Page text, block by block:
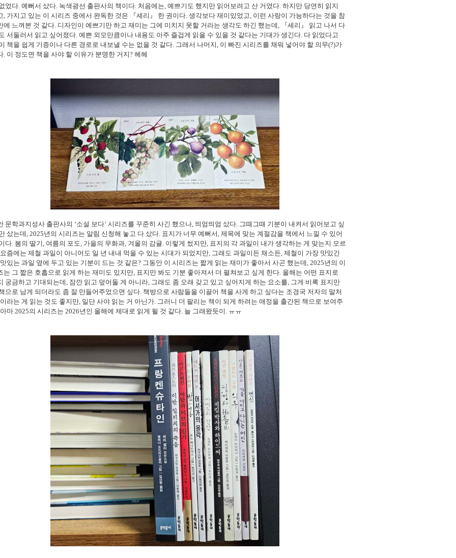
었다. 예뻐서 샀다. 녹색광선 출판사의 책이다. 처음에는, 예쁘기도 했지만 읽어보려고 산 거였다. 하지만 당연히 읽지
, 가지고 있는 이 시리즈 중에서 완독한 것은 『셰리 』 한 권이다. 생각보다 재미있었고, 이런 사랑이 가능하다는 것을 참
에 느껴본 것 같다. 디자인이 예쁘기만 하고 재미는 그에 미치지 못할 거라는 생각도 하긴 했는데, 『셰리 』 읽고 나서 다
서둘러서 읽고 싶어졌다. 예쁜 외모만큼이나 내용도 아주 즐겁게 읽을 수 있을 것 같다는 기대가 생긴다. 다 읽었다고
책을 쉽게 기증이나 다른 경로로 내보낼 수는 없을 것 같다. 그래서 나머지, 이 빠진 시리즈를 채워 넣어야 할 의무(?)가
. 이 정도면 책을 사야 할 이유가 분명한 거지? 헤헤
문학과지성사 출판사의 ‘소설 보다’ 시리즈를 꾸준히 사긴 했으나, 띄엄띄엄 샀다. 그때그때 기분이 내켜서 읽어보고 싶
샀는데, 2025년의 시리즈는 알림 신청해 놓고 다 샀다. 표지가 너무 예뻐서, 제목에 맞는 계절감을 책에서 느낄 수 있어
다. 봄의 딸기, 여름의 포도, 가을의 무화과, 겨울의 감귤. 이렇게 썼지만, 표지의 각 과일이 내가 생각하는 게 맞는지 모르
요즘에는 제철 과일이 아니어도 일 년 내내 먹을 수 있는 시대가 되었지만, 그래도 과일이든 채소든, 제철이 가장 맛있긴
맛있는 과일 옆에 두고 있는 기분이 드는 것 같은? 그동안 이 시리즈는 짧게 읽는 재미가 좋아서 사곤 했는데, 2025년의 이
는 그 짧은 호흡으로 읽게 하는 재미도 있지만, 표지만 봐도 기분 좋아져서 더 펼쳐보고 싶게 한다. 올해는 어떤 표지로
궁금하고 기대되는데, 잠깐 읽고 덮어둘 게 아니라, 그래도 좀 오래 갖고 있고 싶어지게 하는 요소를, 그게 비록 표지만
으로 남게 되더라도 좀 잘 만들어주었으면 싶다. 책방으로 사람들을 이끌어 책을 사게 하고 싶다는 조경국 저자의 말처
라는 게 읽는 것도 좋지만, 일단 사야 읽는 거 아닌가. 그러니 더 팔리는 책이 되게 하려는 애정을 출간된 책으로 보여주
아마 2025의 시리즈는 2026년인 올해에 제대로 읽게 될 것 같다. 늘 그래왔듯이 . ㅠㅠ